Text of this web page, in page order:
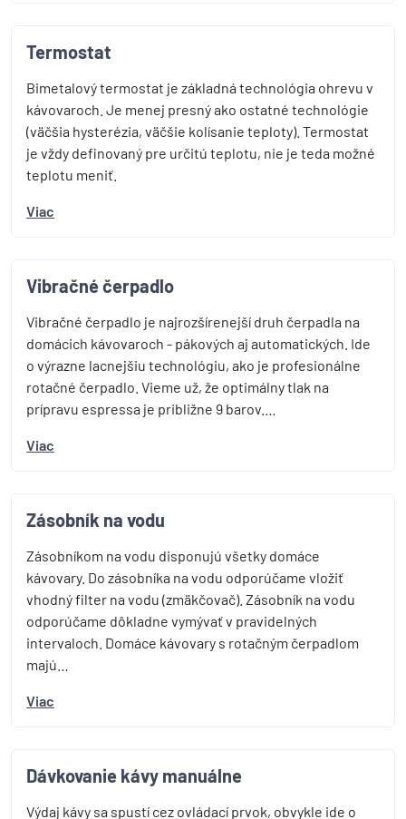
Termostat
Bimetalový termostat je základná technológia ohrevu v
kávovaroch. Je menej presný ako ostatné technológie
(väčšia hysterézia, väčšie kolísanie teploty). Termostat
je vždy definovaný pre určitú teplotu, nie je teda možné
teplotu meniť.
Viac
Vibračné čerpadlo
Vibračné čerpadlo je najrozšírenejší druh čerpadla na
domácich kávovaroch - pákových aj automatických. Ide
o výrazne lacnejšiu technológiu, ako je profesionálne
rotačné čerpadlo. Vieme už, že optimálny tlak na
prípravu espressa je približne 9 barov.…
Viac
Zásobník na vodu
Zásobníkom na vodu disponujú všetky domáce
kávovary. Do zásobníka na vodu odporúčame vložiť
vhodný filter na vodu (zmäkčovač). Zásobník na vodu
odporúčame dôkladne vymývať v pravidelných
intervaloch. Domáce kávovary s rotačným čerpadlom
majú…
Viac
Dávkovanie kávy manuálne
Výdaj kávy sa spustí cez ovládací prvok, obvykle ide o